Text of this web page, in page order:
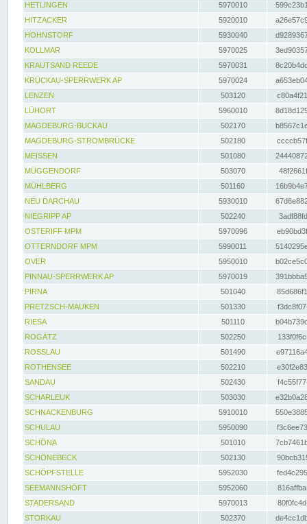
HETLINGEN
5970010
HITZACKER
5920010
HOHNSTORF
5930040
KOLLMAR
5970025
KRAUTSAND REEDE
5970031
KRÜCKAU-SPERRWERK AP
5970024
LENZEN
503120
LÜHORT
5960010
MAGDEBURG-BUCKAU
502170
MAGDEBURG-STROMBRÜCKE
502180
MEISSEN
501080
MÜGGENDORF
503070
MÜHLBERG
501160
NEU DARCHAU
5930010
NIEGRIPP AP
502240
OSTERIFF MPM
5970096
OTTERNDORF MPM
5990011
OVER
5950010
PINNAU-SPERRWERK AP
5970019
PIRNA
501040
PRETZSCH-MAUKEN
501330
RIESA
501110
ROGÄTZ
502250
ROSSLAU
501490
ROTHENSEE
502210
SANDAU
502430
SCHARLEUK
503030
SCHNACKENBURG
5910010
SCHULAU
5950090
SCHÖNA
501010
SCHÖNEBECK
502130
SCHÖPFSTELLE
5952030
SEEMANNSHÖFT
5952060
STADERSAND
5970013
STORKAU
502370